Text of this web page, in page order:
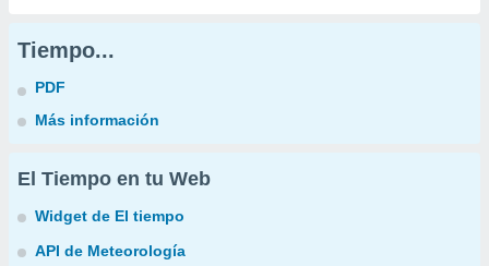
Tiempo...
PDF
Más información
El Tiempo en tu Web
Widget de El tiempo
API de Meteorología